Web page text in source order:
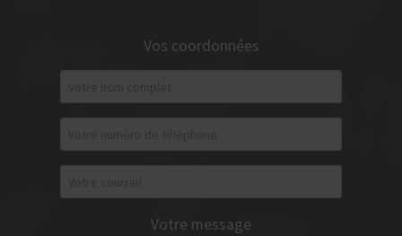
Vos coordonnées
Votre message